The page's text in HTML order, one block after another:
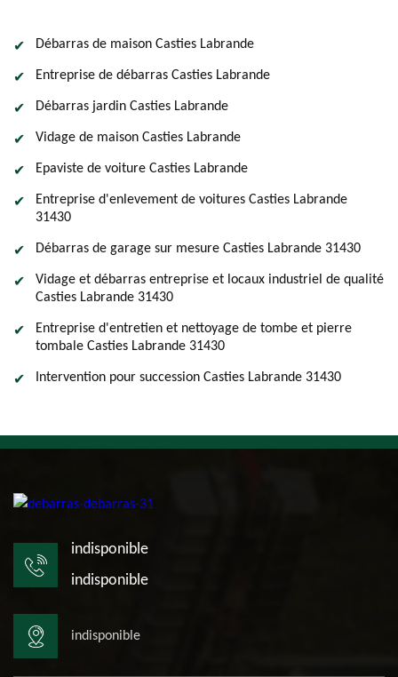
Débarras de maison Casties Labrande
Entreprise de débarras Casties Labrande
Débarras jardin Casties Labrande
Vidage de maison Casties Labrande
Epaviste de voiture Casties Labrande
Entreprise d'enlevement de voitures Casties Labrande
31430
Débarras de garage sur mesure Casties Labrande 31430
Vidage et débarras entreprise et locaux industriel de qualité
Casties Labrande 31430
Entreprise d'entretien et nettoyage de tombe et pierre
tombale Casties Labrande 31430
Intervention pour succession Casties Labrande 31430
indisponible
indisponible
indisponible